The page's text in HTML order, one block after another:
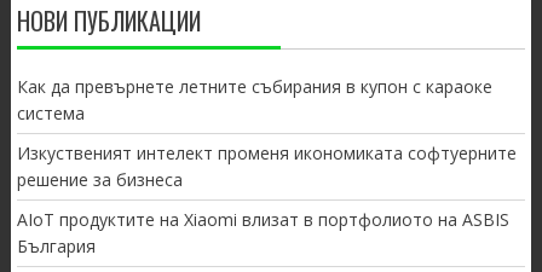
НОВИ ПУБЛИКАЦИИ
Как да превърнете летните събирания в купон с караоке
система
Изкуственият интелект променя икономиката софтуерните
решение за бизнеса
AIoT продуктите на Xiaomi влизат в портфолиото на ASBIS
България